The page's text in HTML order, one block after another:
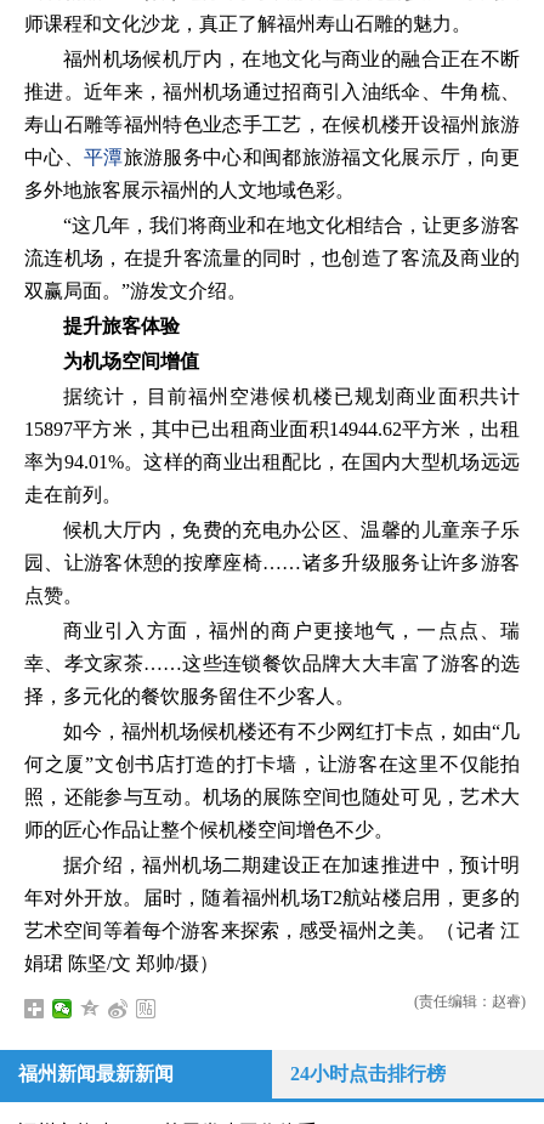
师课程和文化沙龙，真正了解福州寿山石雕的魅力。
福州机场候机厅内，在地文化与商业的融合正在不断
推进。近年来，福州机场通过招商引入油纸伞、牛角梳、
寿山石雕等福州特色业态手工艺，在候机楼开设福州旅游
中心、 平潭旅游服务中心和闽都旅游福文化展示厅，向更
多外地旅客展示福州的人文地域色彩。
“这几年，我们将商业和在地文化相结合，让更多游客
流连机场，在提升客流量的同时，也创造了客流及商业的
双赢局面。”游发文介绍。
提升旅客体验
为机场空间增值
据统计，目前福州空港候机楼已规划商业面积共计
15897平方米，其中已出租商业面积14944.62平方米，出租
率为94.01%。这样的商业出租配比，在国内大型机场远远
走在前列。
候机大厅内，免费的充电办公区、温馨的儿童亲子乐
园、让游客休憩的按摩座椅……诸多升级服务让许多游客
点赞。
商业引入方面，福州的商户更接地气，一点点、瑞
幸、孝文家茶……这些连锁餐饮品牌大大丰富了游客的选
择，多元化的餐饮服务留住不少客人。
如今，福州机场候机楼还有不少网红打卡点，如由“几
何之厦”文创书店打造的打卡墙，让游客在这里不仅能拍
照，还能参与互动。机场的展陈空间也随处可见，艺术大
师的匠心作品让整个候机楼空间增色不少。
据介绍，福州机场二期建设正在加速推进中，预计明
年对外开放。届时，随着福州机场T2航站楼启用，更多的
艺术空间等着每个游客来探索，感受福州之美。（记者 江
娟珺 陈坚/文 郑帅/摄）
(责任编辑：赵睿)
福州新闻最新新闻 24小时点击排行榜